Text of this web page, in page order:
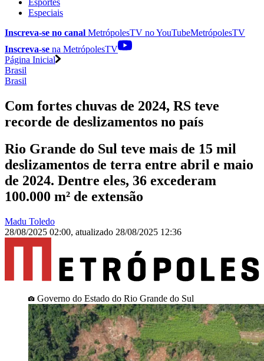
Especiais
Inscreva-se no canal MetrópolesTV noYouTubeMetrópolesTV
Inscreva-se na MetrópolesTV
Página Inicial
Brasil
Brasil
Com fortes chuvas de 2024, RS teve
recorde de deslizamentos no país
Rio Grande do Sul teve mais de 15 mil
deslizamentos de terra entre abril e maio
de 2024. Dentre eles, 36 excederam
100.000 m² de extensão
Madu Toledo
28/08/2025 02:00, atualizado 28/08/2025 12:36
Governo do Estado do Rio Grande do Sul